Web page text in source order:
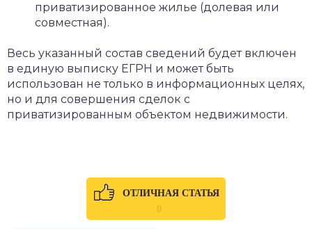
приватизированное жилье (долевая или
совместная).
Весь указанный состав сведений будет включен
в единую выписку ЕГРН и может быть
использован не только в информационных целях,
но и для совершения сделок с
приватизированным объектом недвижимости.
ОТЛИЧНАЯ СТАТЬЯ
0